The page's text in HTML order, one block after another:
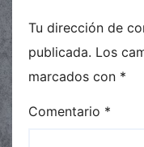
Tu dirección de
publicada. Los
marcados con *
Comentario *